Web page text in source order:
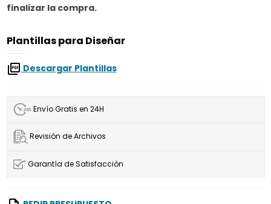
finalizar la compra.
Plantillas para Diseñar
Descargar Plantillas
Envío Gratis en 24H
Revisión de Archivos
Garantía de Satisfacción